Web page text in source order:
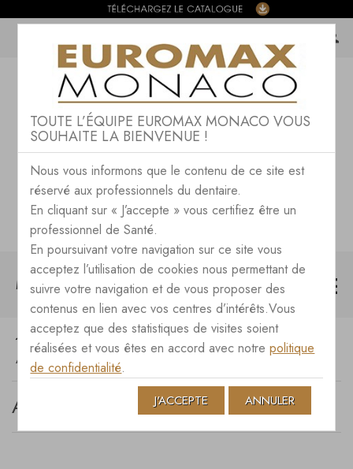
MENU
TOUTES LES NEWS DU BLOG
ARCHIVES JULY 2017
ARCHIVES JULY 2017
TOUTE L’ÉQUIPE EUROMAX MONACO VOUS
SOUHAITE LA BIENVENUE !
Nous vous informons que le contenu de ce site est
réservé aux professionnels du dentaire.
En cliquant sur « J’accepte » vous certifiez être un
professionnel de Santé.
En poursuivant votre navigation sur ce site vous
acceptez l’utilisation de cookies nous permettant de
suivre votre navigation et de vous proposer des
contenus en lien avec vos centres d’intérêts.Vous
acceptez que des statistiques de visites soient
réalisées et vous êtes en accord avec notrepolitique
de confidentialité.
J'ACCEPTE ANNULER